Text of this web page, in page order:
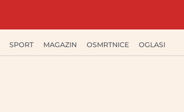
SPORT MAGAZIN OSMRTNICE OGLASI